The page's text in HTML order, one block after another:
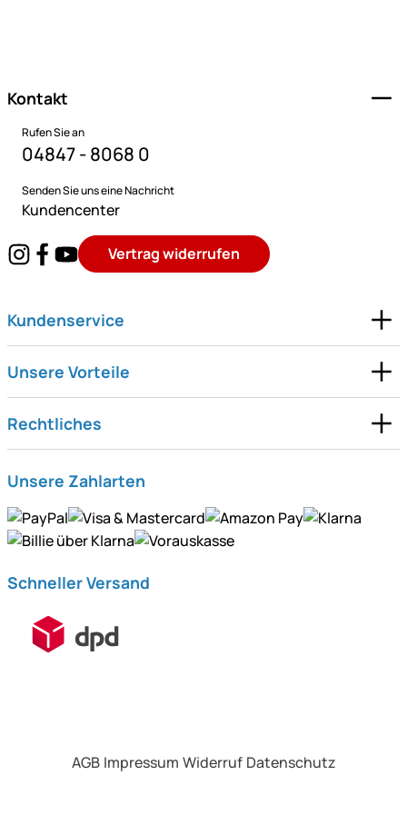
Kontakt
Rufen Sie an
04847 - 8068 0
Senden Sie uns eine Nachricht
Kundencenter
Vertrag widerrufen
Kundenservice
Unsere Vorteile
Rechtliches
Unsere Zahlarten
Schneller Versand
AGB Impressum Widerruf Datenschutz